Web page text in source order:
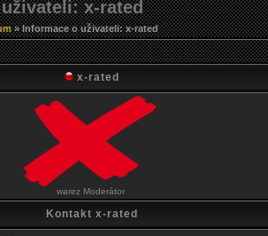
x-rated
» Informace o uživateli: x-rated
x-rated
warez Moderátor
Kontakt x-rated